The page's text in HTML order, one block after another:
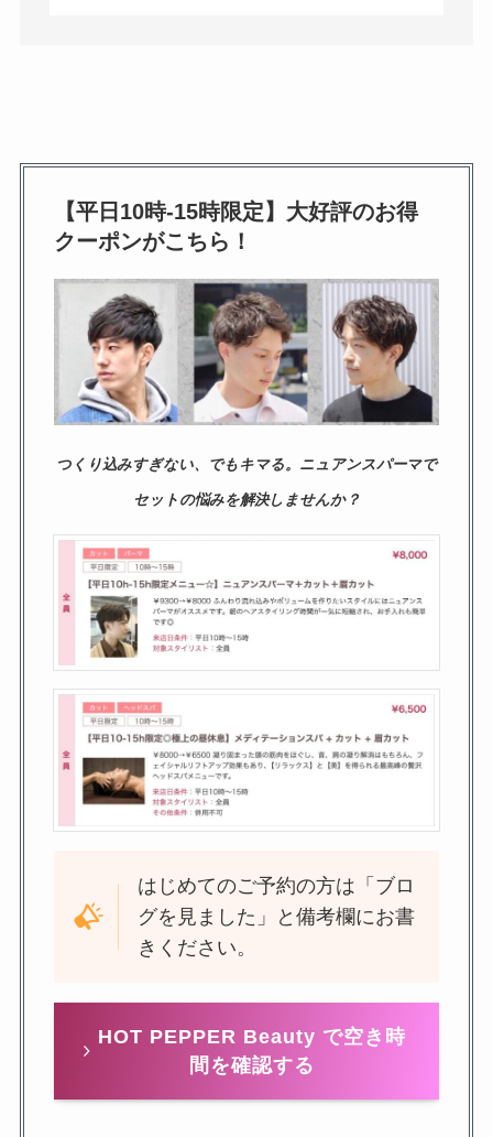
【平日10時-15時限定】大好評のお得
クーポンがこちら！
つくり込みすぎない、でもキマる。ニュアンスパーマで
セットの悩みを解決しませんか？
はじめてのご予約の方は「ブロ
グを見ました」と備考欄にお書
きください。
HOT PEPPER Beauty で空き時
間を確認する